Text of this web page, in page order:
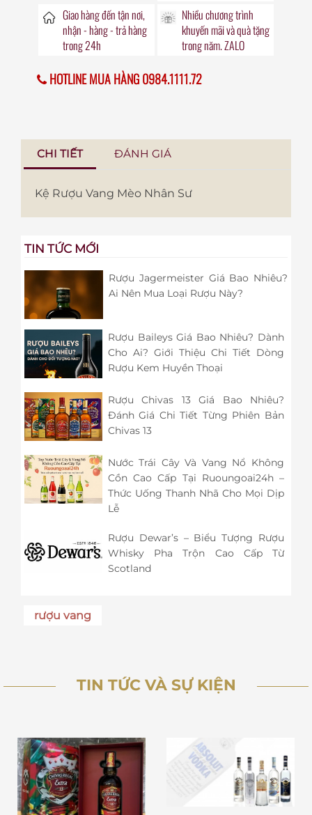
Giao hàng đếntận nơi,
nhận - hàng - trả hàng
trong24h
Nhiều chương trình
khuyến mãivà quà tặng
trong năm. ZALO
HOTLINE MUA HÀNG 0984.1111.72
CHI TIẾT ĐÁNH GIÁ
Kệ Rượu Vang Mèo Nhân Sư
TIN TỨC MỚI
Rượu Jagermeister Giá Bao Nhiêu?
Ai Nên Mua Loại Rượu Này?
Rượu Baileys Giá Bao Nhiêu? Dành
Cho Ai? Giới Thiệu Chi Tiết Dòng
Rượu Kem Huyền Thoại
Rượu Chivas 13 Giá Bao Nhiêu?
Đánh Giá Chi Tiết Từng Phiên Bản
Chivas 13
Nước Trái Cây Và Vang Nổ Không
Cồn Cao Cấp Tại Ruoungoai24h –
Thức Uống Thanh Nhã Cho Mọi Dịp
Lễ
Rượu Dewar’s – Biểu Tượng Rượu
Whisky Pha Trộn Cao Cấp Từ
Scotland
rượu vang
TIN TỨC VÀ SỰ KIỆN